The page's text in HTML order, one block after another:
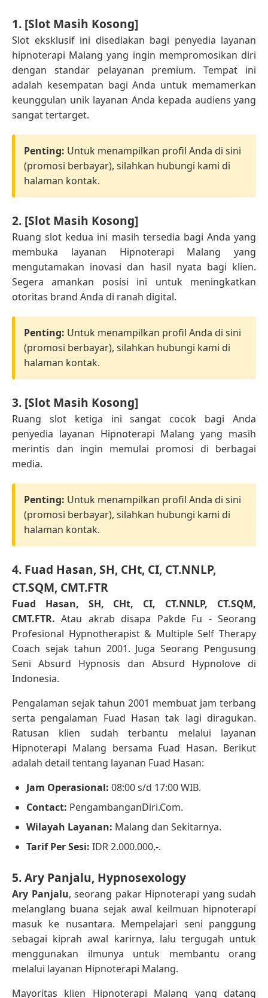
1. [Slot Masih Kosong]
Slot eksklusif ini disediakan bagi penyedia layanan
hipnoterapi Malang yang ingin mempromosikan diri
dengan standar pelayanan premium. Tempat ini
adalah kesempatan bagi Anda untuk memamerkan
keunggulan unik layanan Anda kepada audiens yang
sangat tertarget.
Penting: Untuk menampilkan profil Anda di sini
(promosi berbayar), silahkan hubungi kami di
halaman kontak.
2. [Slot Masih Kosong]
Ruang slot kedua ini masih tersedia bagi Anda yang
membuka layanan Hipnoterapi Malang yang
mengutamakan inovasi dan hasil nyata bagi klien.
Segera amankan posisi ini untuk meningkatkan
otoritas brand Anda di ranah digital.
Penting: Untuk menampilkan profil Anda di sini
(promosi berbayar), silahkan hubungi kami di
halaman kontak.
3. [Slot Masih Kosong]
Ruang slot ketiga ini sangat cocok bagi Anda
penyedia layanan Hipnoterapi Malang yang masih
merintis dan ingin memulai promosi di berbagai
media.
Penting: Untuk menampilkan profil Anda di sini
(promosi berbayar), silahkan hubungi kami di
halaman kontak.
4. Fuad Hasan, SH, CHt, CI, CT.NNLP,
CT.SQM, CMT.FTR
Fuad Hasan, SH, CHt, CI, CT.NNLP, CT.SQM,
CMT.FTR. Atau akrab disapa Pakde Fu - Seorang
Profesional Hypnotherapist & Multiple Self Therapy
Coach sejak tahun 2001. Juga Seorang Pengusung
Seni Absurd Hypnosis dan Absurd Hypnolove di
Indonesia.
Pengalaman sejak tahun 2001 membuat jam terbang
serta pengalaman Fuad Hasan tak lagi diragukan.
Ratusan klien sudah terbantu melalui layanan
Hipnoterapi Malang bersama Fuad Hasan. Berikut
adalah detail tentang layanan Fuad Hasan:
Jam Operasional: 08:00 s/d 17:00 WIB.
Contact: PengambanganDiri.Com.
Wilayah Layanan: Malang dan Sekitarnya.
Tarif Per Sesi: IDR 2.000.000,-.
5. Ary Panjalu, Hypnosexology
Ary Panjalu, seorang pakar Hipnoterapi yang sudah
melanglang buana sejak awal keilmuan hipnoterapi
masuk ke nusantara. Mempelajari seni panggung
sebagai kiprah awal karirnya, lalu tergugah untuk
menggunakan ilmunya untuk membantu orang
melalui layanan Hipnoterapi Malang.
Mayoritas klien Hipnoterapi Malang yang datang